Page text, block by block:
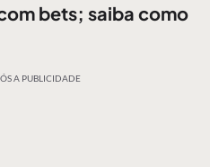
bets; saiba como
A PUBLICIDADE